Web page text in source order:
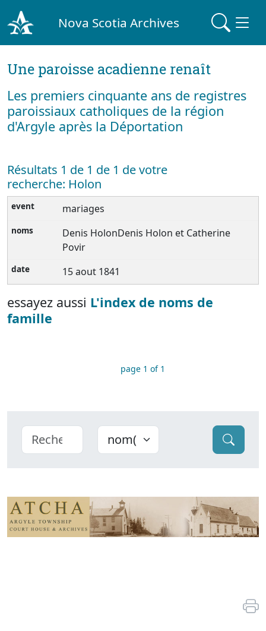
Nova Scotia Archives
Une paroisse acadienne renaît
Les premiers cinquante ans de registres
paroissiaux catholiques de la région
d'Argyle après la Déportation
Résultats 1 de 1 de 1 de votre
recherche: Holon
mariages
Denis HolonDenis Holon et Catherine
Povir
15 aout 1841
essayez aussi L'index de noms de
famille
page 1 of 1